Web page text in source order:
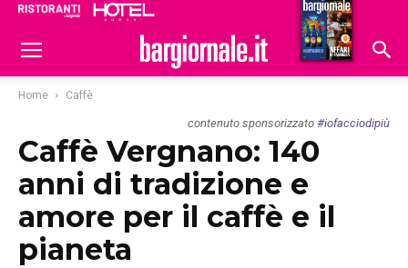
Hoteldomani
Home Caffè
contenuto sponsorizzato #iofacciodipiù
Caffè Vergnano: 140
anni di tradizione e
amore per il caffè e il
pianeta